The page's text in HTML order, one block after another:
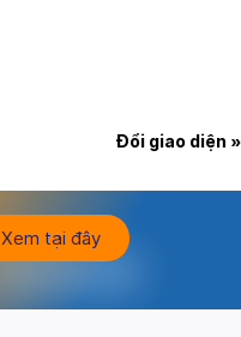
Đổi giao diện »
Xem tại đây